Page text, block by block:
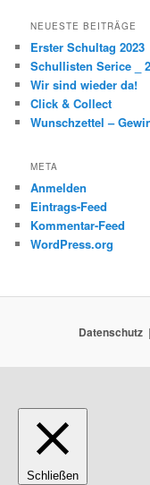
NEUESTE BEITRÄGE
Erster Schultag 2023
Schullisten Serice _
Wir sind wieder da!
Click & Collect
Wunschzettel –
META
Anmelden
Eintrags-Feed
Kommentar-Feed
WordPress.org
Datenschutz
Schließen